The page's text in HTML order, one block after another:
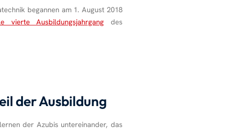
begannen am 1. August 2018
vierte Ausbildungsjahrgang des
der Ausbildung
der Azubis untereinander, das